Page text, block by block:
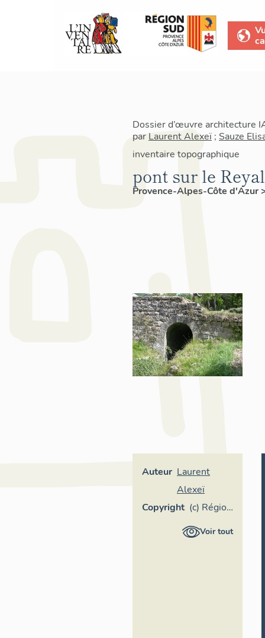
Dossier d’œuvre architecture
par Laurent Alexeï ; Sauze
inventaire topographique
pont sur le Reyal
Provence-Alpes-Côte d'Azur
Auteur Laurent
Alexeï
Copyright (c) Région
Provence-
Voir tout